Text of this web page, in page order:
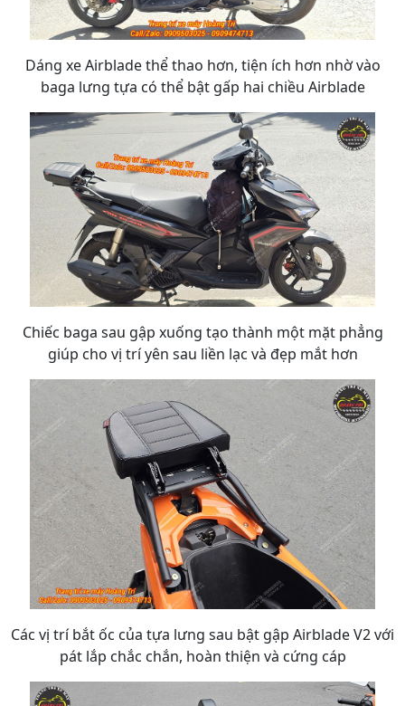
Dáng xe Airblade thể thao hơn, tiện ích hơn nhờ vào
baga lưng tựa có thể bật gấp hai chiều Airblade
Chiếc baga sau gập xuống tạo thành một mặt phẳng
giúp cho vị trí yên sau liền lạc và đẹp mắt hơn
Các vị trí bắt ốc của tựa lưng sau bật gập Airblade V2 với
pát lắp chắc chắn, hoàn thiện và cứng cáp